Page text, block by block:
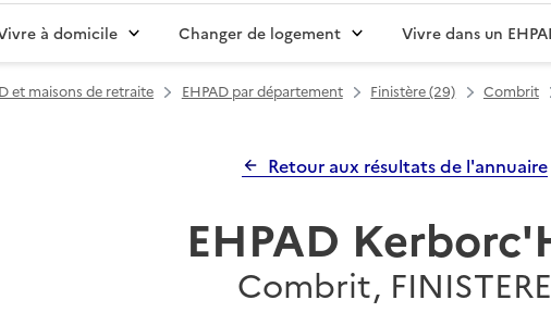
à domicile Changer de logement Vivre dans un
et maisons de retraite EHPAD par département Finistère (29) Combrit
Retour aux résultats de l'annuaire
EHPAD
Combrit, FINISTERE